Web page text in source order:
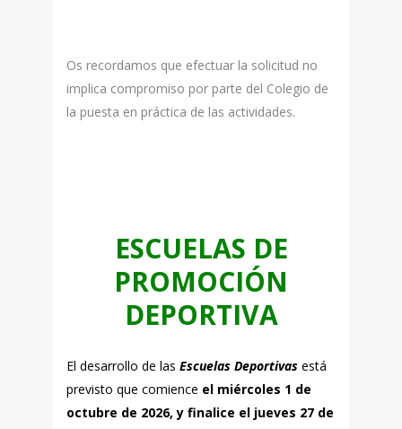
Os recordamos que efectuar la solicitud no
implica compromiso por parte del Colegio de
la puesta en práctica de las actividades.
ESCUELAS DE
PROMOCIÓN
DEPORTIVA
El desarrollo de las Escuelas Deportivas está
previsto que comience el miércoles 1 de
octubre de 2026, y finalice el jueves 27 de